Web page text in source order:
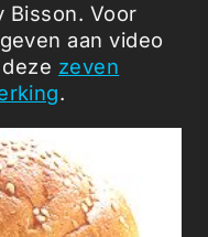
Bisson. Voor
aan video
zeven
.